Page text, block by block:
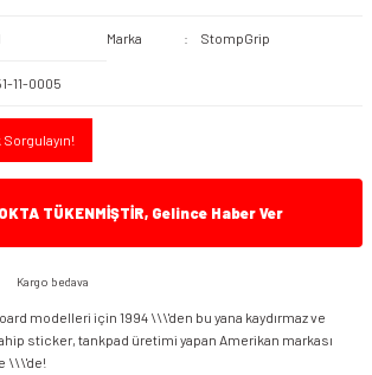
Marka StompGrip
11-0005
TÜKENMİŞTİR, Gelince Haber Ver
Kargo bedava
modelleri için 1994 \\\'den bu yana kaydırmaz ve
sticker, tankpad üretimi yapan Amerikan markası
\\\'de!